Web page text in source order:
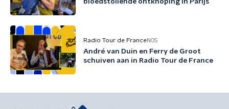
bloedstollende ontknoping in Parijs
Radio Tour de FranceNOS
André van Duin en Ferry de Groot
schuiven aan in Radio Tour de France